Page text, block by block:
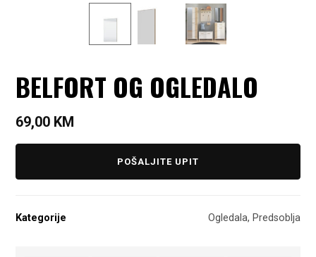
BELFORT OG OGLEDALO
69,00 KM
POŠALJITE UPIT
Kategorije Ogledala, Predsoblja